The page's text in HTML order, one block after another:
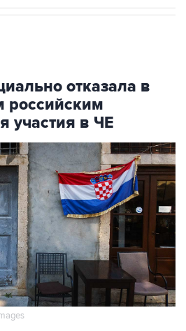
отказала в
российским
участия в ЧЕ